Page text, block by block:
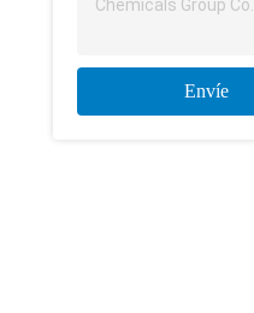
Envíe